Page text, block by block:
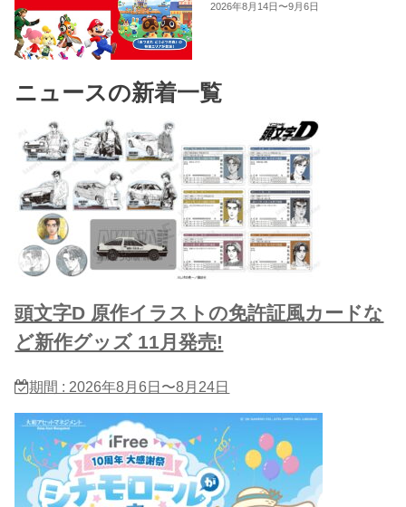
2026年8月14日〜9月6日
ニュースの新着一覧
頭文字D 原作イラストの免許証風カードな
ど新作グッズ 11月発売!
期間 : 2026年8月6日〜8月24日